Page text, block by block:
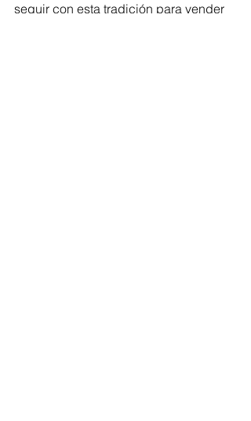
seguir con esta tradición para vender